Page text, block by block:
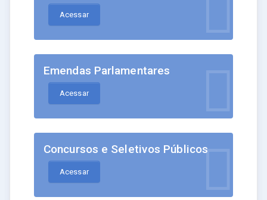
Acessar
Emendas Parlamentares
Acessar
Concursos e Seletivos Públicos
Acessar